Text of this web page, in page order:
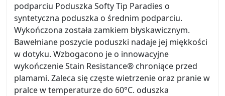
podparciu Poduszka Softy Tip Paradies o
syntetyczna poduszka o średnim podparciu.
Wykończona została zamkiem błyskawicznym.
Bawełniane poszycie poduszki nadaje jej miękkości
w dotyku. Wzbogacono je o innowacyjne
wykończenie Stain Resistance® chroniące przed
plamami. Zaleca się częste wietrzenie oraz pranie w
pralce w temperaturze do 60°C. oduszka